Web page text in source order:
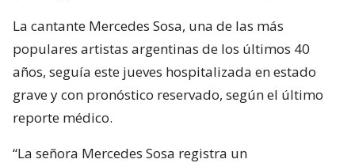
La cantante Mercedes Sosa, una de las más
populares artistas argentinas de los últimos 40
años, seguía este jueves hospitalizada en estado
grave y con pronóstico reservado, según el último
reporte médico.
“La señora Mercedes Sosa registra un